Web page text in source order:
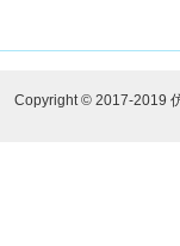
Copyright © 2017-2019